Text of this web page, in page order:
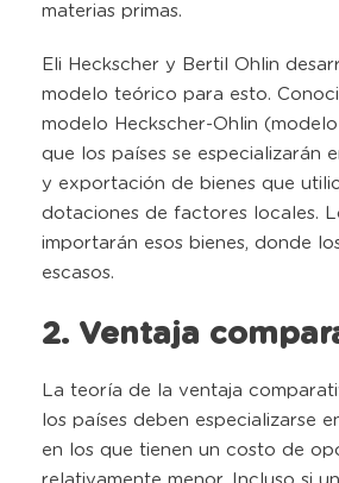
materias primas.
Eli Heckscher y Bertil Ohlin
modelo teórico para esto.
modelo Heckscher-Ohlin
que los países se especializarán
y exportación de bienes que
dotaciones de factores locales.
importarán esos bienes, donde
escasos.
2. Ventaja
La teoría de la ventaja
los países deben especializarse
en los que tienen un costo de